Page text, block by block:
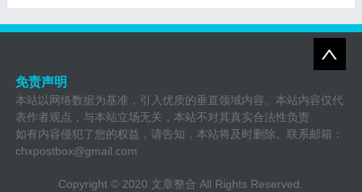
免责声明
本站以网络数据为基准，引入优质的垂直领域内容。本站内容仅代
表作者观点，与本站立场无关，本站不对其真实合法性负责
如有内容侵犯了您的权益，请告知，本站将及时删除。联系邮箱：
chxpostbox@gmail.com
Copyright © 2020 文章整合 All Rights Reserved.